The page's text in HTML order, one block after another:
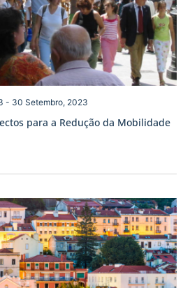
para a Redução da Mobilidade
- 30 Setembro, 2023